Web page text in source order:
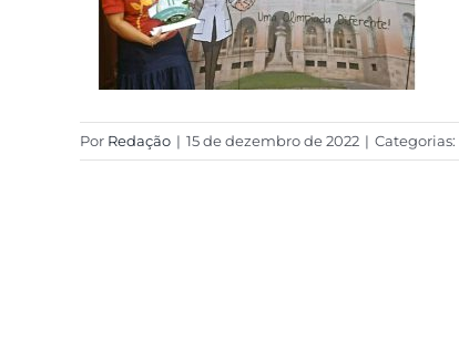
Por Redação | 15 de dezembro de 2022 | Categorias: